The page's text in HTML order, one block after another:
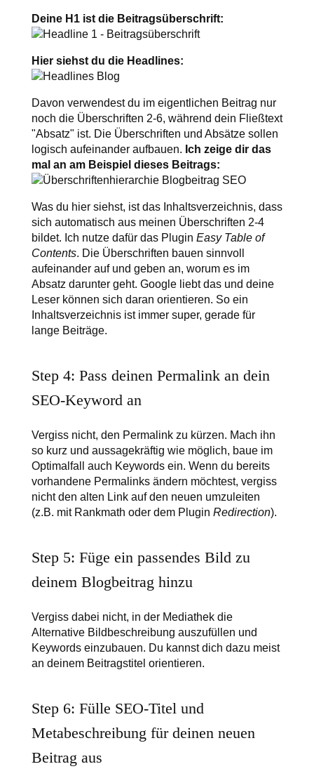
Deine H1 ist die Beitragsüberschrift:
Hier siehst du die Headlines:
Davon verwendest du im eigentlichen Beitrag nur
noch die Überschriften 2-6, während dein Fließtext
"Absatz" ist. Die Überschriften und Absätze sollen
logisch aufeinander aufbauen. Ich zeige dir das
mal an am Beispiel dieses Beitrags:
Was du hier siehst, ist das Inhaltsverzeichnis, dass
sich automatisch aus meinen Überschriften 2-4
bildet. Ich nutze dafür das Plugin Easy Table of
Contents. Die Überschriften bauen sinnvoll
aufeinander auf und geben an, worum es im
Absatz darunter geht. Google liebt das und deine
Leser können sich daran orientieren. So ein
Inhaltsverzeichnis ist immer super, gerade für
lange Beiträge.
Step 4: Pass deinen Permalink an dein
SEO-Keyword an
Vergiss nicht, den Permalink zu kürzen. Mach ihn
so kurz und aussagekräftig wie möglich, baue im
Optimalfall auch Keywords ein. Wenn du bereits
vorhandene Permalinks ändern möchtest, vergiss
nicht den alten Link auf den neuen umzuleiten
(z.B. mit Rankmath oder dem Plugin Redirection).
Step 5: Füge ein passendes Bild zu
deinem Blogbeitrag hinzu
Vergiss dabei nicht, in der Mediathek die
Alternative Bildbeschreibung auszufüllen und
Keywords einzubauen. Du kannst dich dazu meist
an deinem Beitragstitel orientieren.
Step 6: Fülle SEO-Titel und
Metabeschreibung für deinen neuen
Beitrag aus